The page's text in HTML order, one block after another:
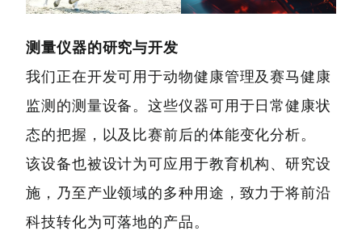
测量仪器的研究与开发
我们正在开发可用于动物健康管理及赛马健康
监测的测量设备。这些仪器可用于日常健康状
态的把握，以及比赛前后的体能变化分析。
该设备也被设计为可应用于教育机构、研究设
施，乃至产业领域的多种用途，致力于将前沿
科技转化为可落地的产品。